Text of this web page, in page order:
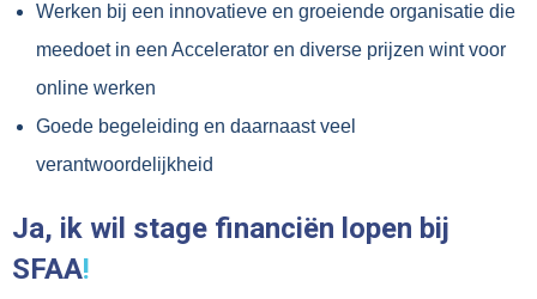
Werken bij een innovatieve en groeiende organisatie die
meedoet in een Accelerator en diverse prijzen wint voor
online werken
Goede begeleiding en daarnaast veel
verantwoordelijkheid
Ja, ik wil stage financiën lopen bij
SFAA!